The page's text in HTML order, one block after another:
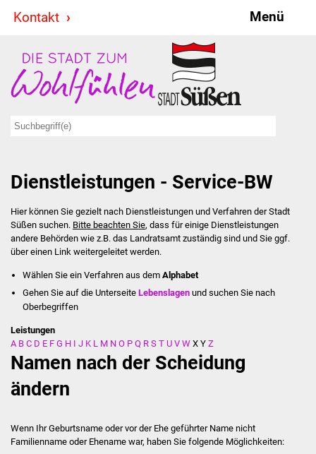
Kontakt Menü
Stadt & Politik
Bürgermeister
Ausschüsse
Ratsinformationssystem
Jugendbeirat
Summerrockfestival
Stadtverwaltung
Stellenangebote
Dienstleistungen - Service-BW
Hier können Sie gezielt nach Dienstleistungen und Verfahren der Stadt
Süßen suchen. Bitte beachten Sie, dass für einige Dienstleistungen
andere Behörden wie z.B. das Landratsamt zuständig sind und Sie ggf.
über einen Link weitergeleitet werden.
Wählen Sie ein Verfahren aus dem Alphabet
Gehen Sie auf die UnterseiteLebenslagen und suchen Sie nach
Oberbegriffen
Leistungen
A B C D E F G H I J K L M N O P Q R S T U V W X Y Z
Namen nach der Scheidung
ändern
Wenn Ihr Geburtsname oder vor der Ehe geführter Name nicht
Familienname oder Ehename war, haben Sie folgende Möglichkeiten: